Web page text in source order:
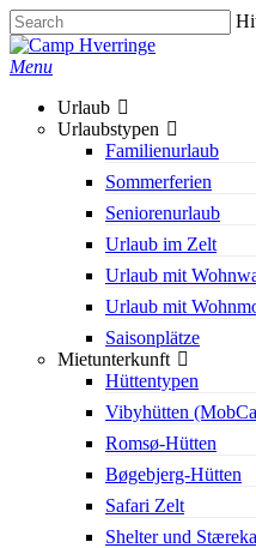
Skip
to
main
Close
Search
search
Menu
Urlaub
Urlaubstypen
Familienurlaub
Sommerferien
Seniorenurlaub
Urlaub im Zelt
Urlaub mit
Urlaub mit
Saisonplätze
Mietunterkunft
Hüttentypen
Vibyhütten
Romsø-Hütten
Bøgebjerg-Hütten
Safari Zelt
Shelter und